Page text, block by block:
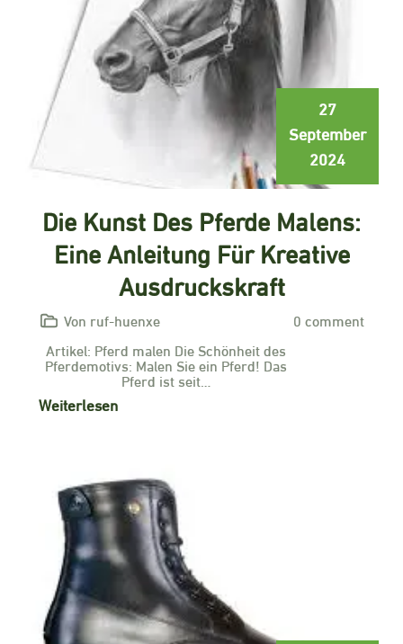
27
September
2024
Die Kunst Des Pferde Malens:
Eine Anleitung Für Kreative
Ausdruckskraft
Von ruf-huenxe
0 comment
Artikel: Pferd malen Die Schönheit des
Pferdemotivs: Malen Sie ein Pferd! Das
Pferd ist seit…
Weiterlesen